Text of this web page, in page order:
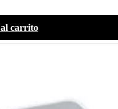
carrito